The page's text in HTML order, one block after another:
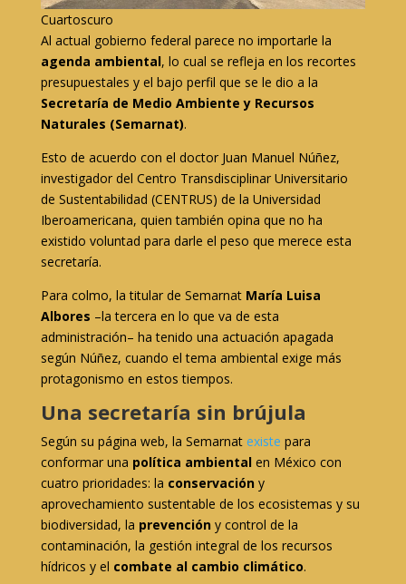
Cuartoscuro
Al actual gobierno federal parece no importarle la
agenda ambiental, lo cual se refleja en los recortes
presupuestales y el bajo perfil que se le dio a la
Secretaría de Medio Ambiente y Recursos
Naturales (Semarnat).
Esto de acuerdo con el doctor Juan Manuel Núñez,
investigador del Centro Transdisciplinar Universitario
de Sustentabilidad (CENTRUS) de la Universidad
Iberoamericana, quien también opina que no ha
existido voluntad para darle el peso que merece esta
secretaría.
Para colmo, la titular de SemarnatMaría Luisa
Albores –la tercera en lo que va de esta
administración– ha tenido una actuación apagada
según Núñez, cuando el tema ambiental exige más
protagonismo en estos tiempos.
Una secretaría sin brújula
Según su página web, la Semarnat existe para
conformar una política ambientalen México con
cuatro prioridades: la conservacióny
aprovechamiento sustentable de los ecosistemas y su
biodiversidad, la prevencióny control de la
contaminación, la gestión integral de los recursos
hídricos y el combate al cambio climático.